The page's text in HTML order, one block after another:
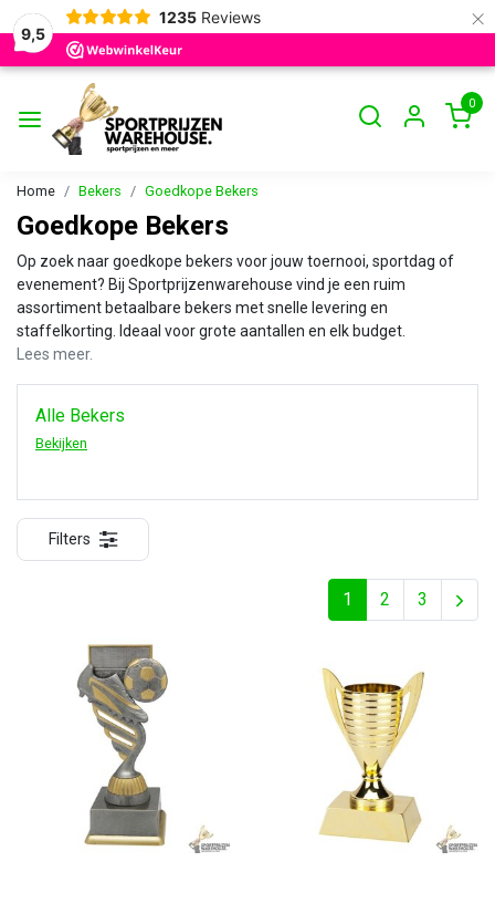
9,5
1235 Reviews ×
0
Home Bekers Goedkope Bekers
Goedkope Bekers
Op zoek naar goedkope bekers voor jouw toernooi, sportdag of
evenement? Bij Sportprijzenwarehouse vind je een ruim
assortiment betaalbare bekers met snelle levering en
staffelkorting. Ideaal voor grote aantallen en elk budget.
Lees meer.
Alle Bekers
Bekijken
Filters
1 2 3